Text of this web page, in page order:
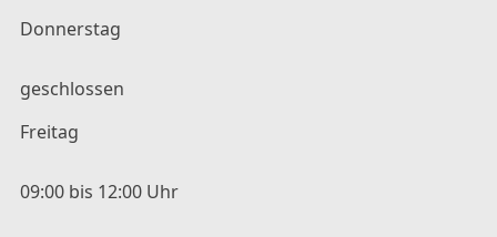
Donnerstag
geschlossen
Freitag
09:00 bis 12:00 Uhr